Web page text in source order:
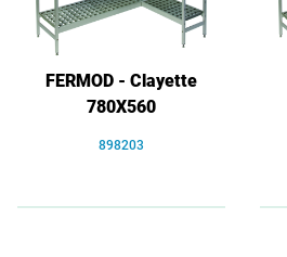
FERMOD - Clayette
780X560
898203